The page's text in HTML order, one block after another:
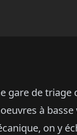
gare de
à
on y